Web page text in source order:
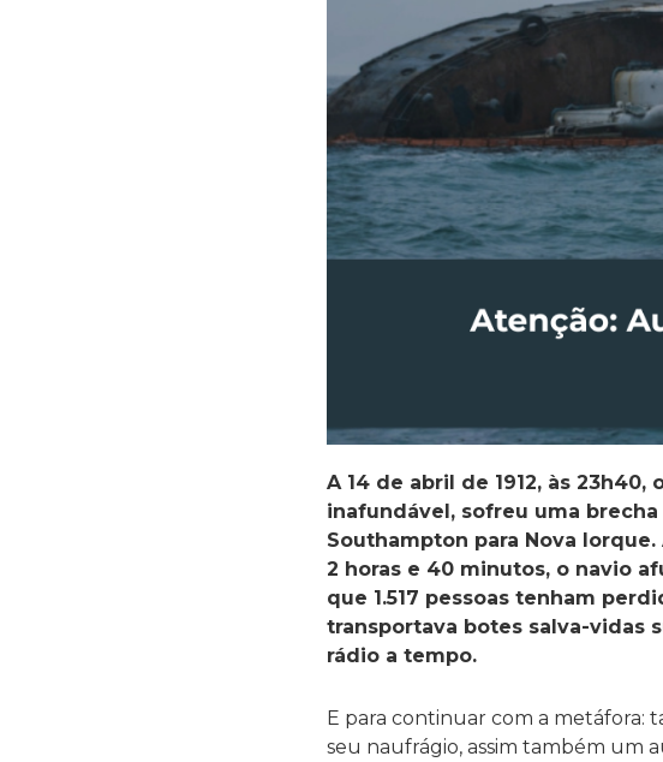
A 14 de abril de 1912, às
inafundável, sofreu uma
Southampton para Nova
2 horas e 40 minutos, o navio
que 1.517 pessoas tenham
transportava botes salva-vidas
rádio a tempo.
E para continuar com a metáfora:
seu naufrágio, assim também um